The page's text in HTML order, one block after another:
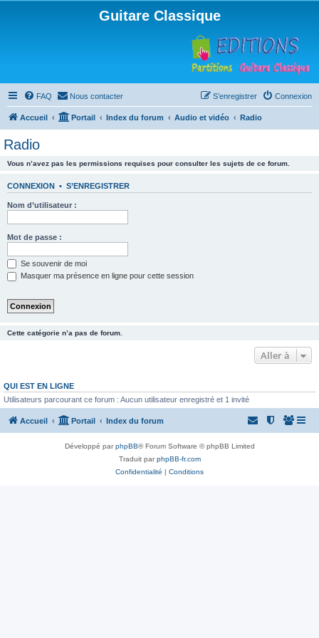
Guitare Classique
FAQ Nous contacter Connexion
S’enregistrer
Accueil Portail Index du forum Audio et vidéo Radio
Radio
Vous n’avez pas les permissions requises pour consulter les sujets de ce forum.
CONNEXION • S’ENREGISTRER
Nom d’utilisateur :
Mot de passe :
Se souvenir de moi
Masquer ma présence en ligne pour cette session
Cette catégorie n’a pas de forum.
Aller à
QUI EST EN LIGNE
Utilisateurs parcourant ce forum : Aucun utilisateur enregistré et 1 invité
Accueil Portail Index du forum
Développé parphpBB® Forum Software © phpBB Limited
Traduit parphpBB-fr.com
Confidentialité | Conditions